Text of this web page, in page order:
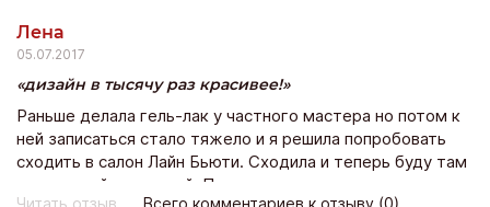
Лена
05.07.2017
дизайн в тысячу раз красивее!
Раньше делала гель-лак у частного мастера но потом к
ней записаться стало тяжело и я решила попробовать
сходить в салон Лайн Бьюти. Сходила и теперь буду там
постоянной клиенткой. По стоимости не намного